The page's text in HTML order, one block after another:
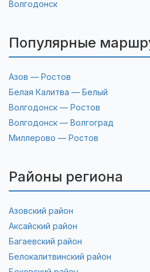
Волгодонск
Популярные
Азов — Ростов
Белая Калитва — Белый
Волгодонск — Ростов
Волгодонск — Волгоград
Миллерово — Ростов
Районы региона
Азовский район
Аксайский район
Багаевский район
Белокалитвинский район